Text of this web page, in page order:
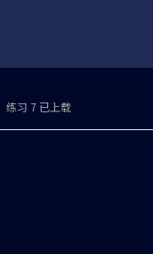
练习 7 已上载